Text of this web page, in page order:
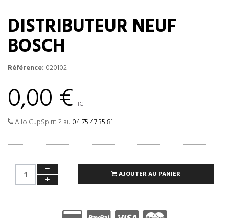
DISTRIBUTEUR NEUF
BOSCH
Référence: 020102
0,00 € TTC
Allo CupSpirit ? au 04 75 47 35 81
AJOUTER AU PANIER